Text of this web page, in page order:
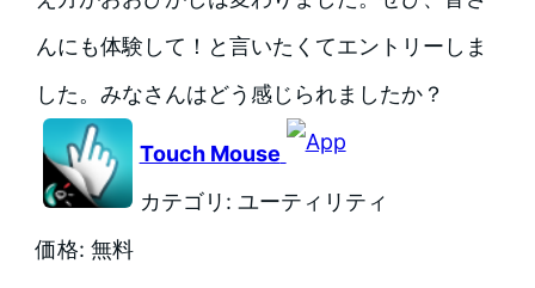
んにも体験して！と言いたくてエントリーしま
した。みなさんはどう感じられましたか？
Touch Mouse
カテゴリ: ユーティリティ
価格: 無料